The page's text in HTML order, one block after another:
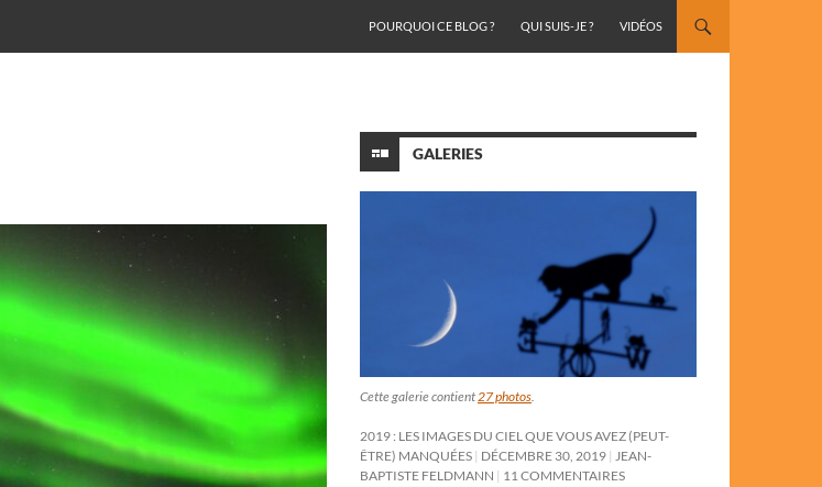
POURQUOI CE BLOG ?
QUI SUIS-JE ? VIDÉOS
GALERIES
Cette galerie contient27 photos.
2019 : LES IMAGES DU CIEL QUE VOUS AVEZ (PEUT-
ÊTRE) MANQUÉES DÉCEMBRE 30, 2019 JEAN-
BAPTISTE FELDMANN
11 COMMENTAIRES